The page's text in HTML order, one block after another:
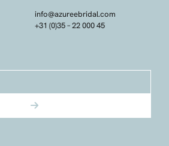
info@azureebridal.com
+31 (0)35 – 22 000 45